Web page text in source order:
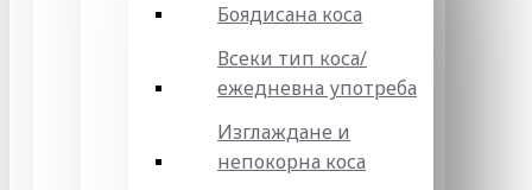
Боядисана коса
Всеки тип коса/
ежедневна употреба
Изглаждане и
непокорна коса